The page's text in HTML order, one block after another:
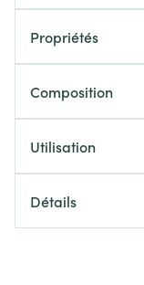
Propriétés
Composition
Utilisation
Détails